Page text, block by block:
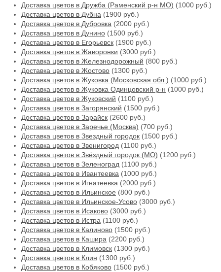
Доставка цветов в Дружба (Раменский р-н МО) (1000 руб.)
Доставка цветов в Дубна (1900 руб.)
Доставка цветов в Дубровка (2000 руб.)
Доставка цветов в Дунино (1500 руб.)
Доставка цветов в Егорьевск (1900 руб.)
Доставка цветов в Жаворонки (3000 руб.)
Доставка цветов в Железнодорожный (800 руб.)
Доставка цветов в Жостово (1300 руб.)
Доставка цветов в Жуковка (Московская обл.) (1000 руб.)
Доставка цветов в Жуковка Одинцовский р-н (1000 руб.)
Доставка цветов в Жуковский (1100 руб.)
Доставка цветов в Загорянский (1500 руб.)
Доставка цветов в Зарайск (2600 руб.)
Доставка цветов в Заречье (Москва) (700 руб.)
Доставка цветов в Звездный городок (1500 руб.)
Доставка цветов в Звенигород (1100 руб.)
Доставка цветов в Звёздный городок (МО) (1200 руб.)
Доставка цветов в Зеленоград (1100 руб.)
Доставка цветов в Ивантеевка (1000 руб.)
Доставка цветов в Игнатеевка (2000 руб.)
Доставка цветов в Ильинское (800 руб.)
Доставка цветов в Ильинское-Усово (3000 руб.)
Доставка цветов в Исаково (3000 руб.)
Доставка цветов в Истра (1100 руб.)
Доставка цветов в Калиново (1500 руб.)
Доставка цветов в Кашира (2200 руб.)
Доставка цветов в Климовск (1300 руб.)
Доставка цветов в Клин (1300 руб.)
Доставка цветов в Кобяково (1500 руб.)